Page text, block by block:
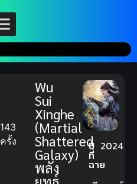
143
ครั้ง
Wu
Sui
Xinghe
(Martial
Shattered
Galaxy)
พลัง
ปี
ที่
ฉาย
2024